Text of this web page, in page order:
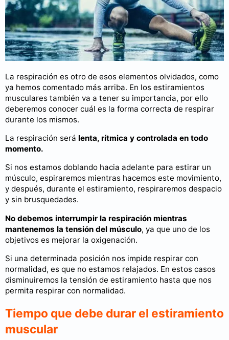
La respiración es otro de esos elementos olvidados, como
ya hemos comentado más arriba. En los estiramientos
musculares también va a tener su importancia, por ello
deberemos conocer cuál es la forma correcta de respirar
durante los mismos.
La respiración será lenta, rítmica y controlada en todo
momento.
Si nos estamos doblando hacia adelante para estirar un
músculo, espiraremos mientras hacemos este movimiento,
y después, durante el estiramiento, respiraremos despacio
y sin brusquedades.
No debemos interrumpir la respiración mientras
mantenemos la tensión del músculo, ya que uno de los
objetivos es mejorar la oxigenación.
Si una determinada posición nos impide respirar con
normalidad, es que no estamos relajados. En estos casos
disminuiremos la tensión de estiramiento hasta que nos
permita respirar con normalidad.
Tiempo que debe durar el estiramiento
muscular